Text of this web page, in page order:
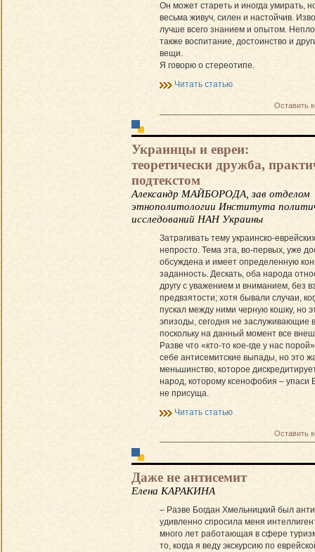
Он может стареть и иногда умирать,
весьма живуч, силен и настойчив.
лучше всего знанием и опытом.
также воспитание, достоинство и
вещи.
Я говорю о стереотипе.
Читать статью
Оставить
Украинцы и евреи:
теоретически дружба,
подтекстом
Александр МАЙБОРОДА, зав отделом
этнополитологии Института
исследований НАН Украины
Затрагивать тему украинско-
непросто. Тема эта, во-первых, уже
обсуждена и имеет определенную
заданность. Дескать, оба народа
другу с уважением и вниманием, без
предвзятости; хотя бывали случаи,
пускал между ними черную кошку, но
эпизоды, сегодня не заслуживающие
поскольку на данный момент все
Разве что «кто-то кое-где у нас
себе антисемитские выпады, но это
меньшинство, которое
народ, которому ксенофобия – упаси
не присуща.
Читать статью
Оставить
Даже не антисемит
Елена КАРАКИНА
– Разве Богдан Хмельницкий был
удивленно спросила меня
много лет работающая в сфере
то, когда я веду экскурсию по